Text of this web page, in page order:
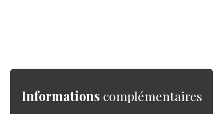
Informations complémentaires